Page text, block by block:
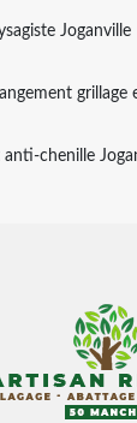
Joganville
grillage
anti-chenille